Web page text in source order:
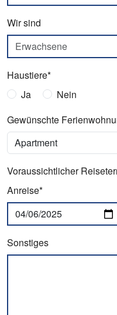
Wir sind
Haustiere*
Ja
Nein
Gewünschte
Voraussichtlicher
Anreise*
Sonstiges